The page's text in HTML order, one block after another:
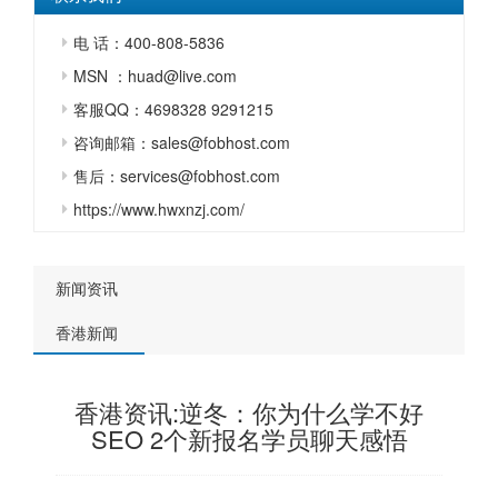
电 话：400-808-5836
MSN ：huad@live.com
客服QQ：4698328 9291215
咨询邮箱：sales@fobhost.com
售后：services@fobhost.com
https://www.hwxnzj.com/
新闻资讯
香港新闻
香港资讯:逆冬：你为什么学不好
SEO 2个新报名学员聊天感悟